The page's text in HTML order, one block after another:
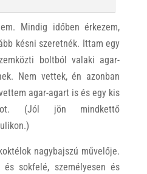
Mindig időben érkezem,
késni szeretnék. Ittam egy
boltból valaki agar-
Nem vettek, én azonban
agar-agart is és egy kis
(Jól jön mindkettő
nagybajszú művelője.
és sokfelé, személyesen és